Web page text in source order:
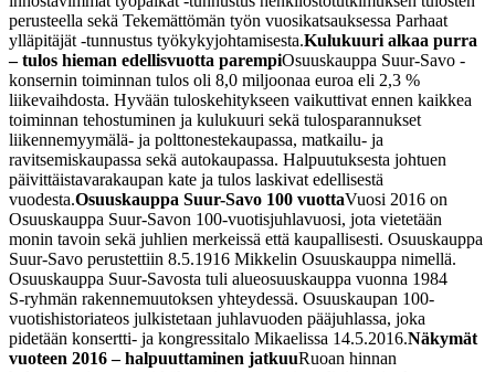
perusteella sekä Tekemättömän työn vuosikatsauksessa Parhaat
ylläpitäjät -tunnustus työkykyjohtamisesta.Kulukuuri alkaa purra
– tulos hieman edellisvuotta parempiOsuuskauppa Suur-Savo -
konsernin toiminnan tulos oli 8,0 miljoonaa euroa eli 2,3 %
liikevaihdosta. Hyvään tuloskehitykseen vaikuttivat ennen kaikkea
toiminnan tehostuminen ja kulukuuri sekä tulosparannukset
liikennemyymälä- ja polttonestekaupassa, matkailu- ja
ravitsemiskaupassa sekä autokaupassa. Halpuutuksesta johtuen
päivittäistavarakaupan kate ja tulos laskivat edellisestä
vuodesta.Osuuskauppa Suur-Savo 100 vuottaVuosi 2016 on
Osuuskauppa Suur-Savon 100-vuotisjuhlavuosi, jota vietetään
monin tavoin sekä juhlien merkeissä että kaupallisesti. Osuuskauppa
Suur-Savo perustettiin 8.5.1916 Mikkelin Osuuskauppa nimellä.
Osuuskauppa Suur-Savosta tuli alueosuuskauppa vuonna 1984
S‑ryhmän rakennemuutoksen yhteydessä. Osuuskaupan 100-
vuotishistoriateos julkistetaan juhlavuoden pääjuhlassa, joka
pidetään konsertti- ja kongressitalo Mikaelissa 14.5.2016.Näkymät
vuoteen 2016 – halpuuttaminen jatkuuRuoan hinnan